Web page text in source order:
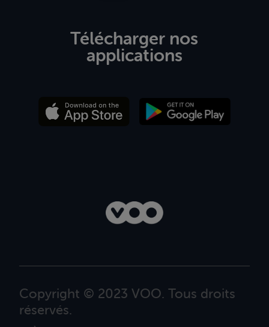
Télécharger nos
applications
Copyright © 2023 VOO. Tous droits
réservés.